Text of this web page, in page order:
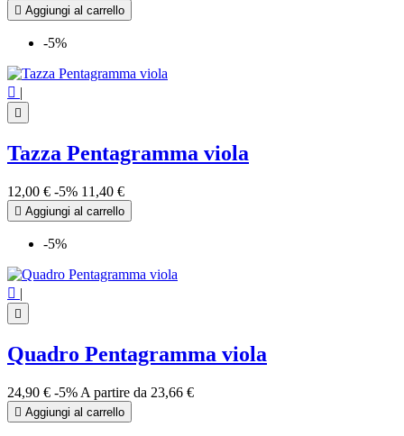
 Aggiungi al carrello
-5%


Tazza Pentagramma viola
12,00 € -5% 11,40 €
 Aggiungi al carrello
-5%
 |

Quadro Pentagramma viola
24,90 € -5% A partire da 23,66 €
 Aggiungi al carrello